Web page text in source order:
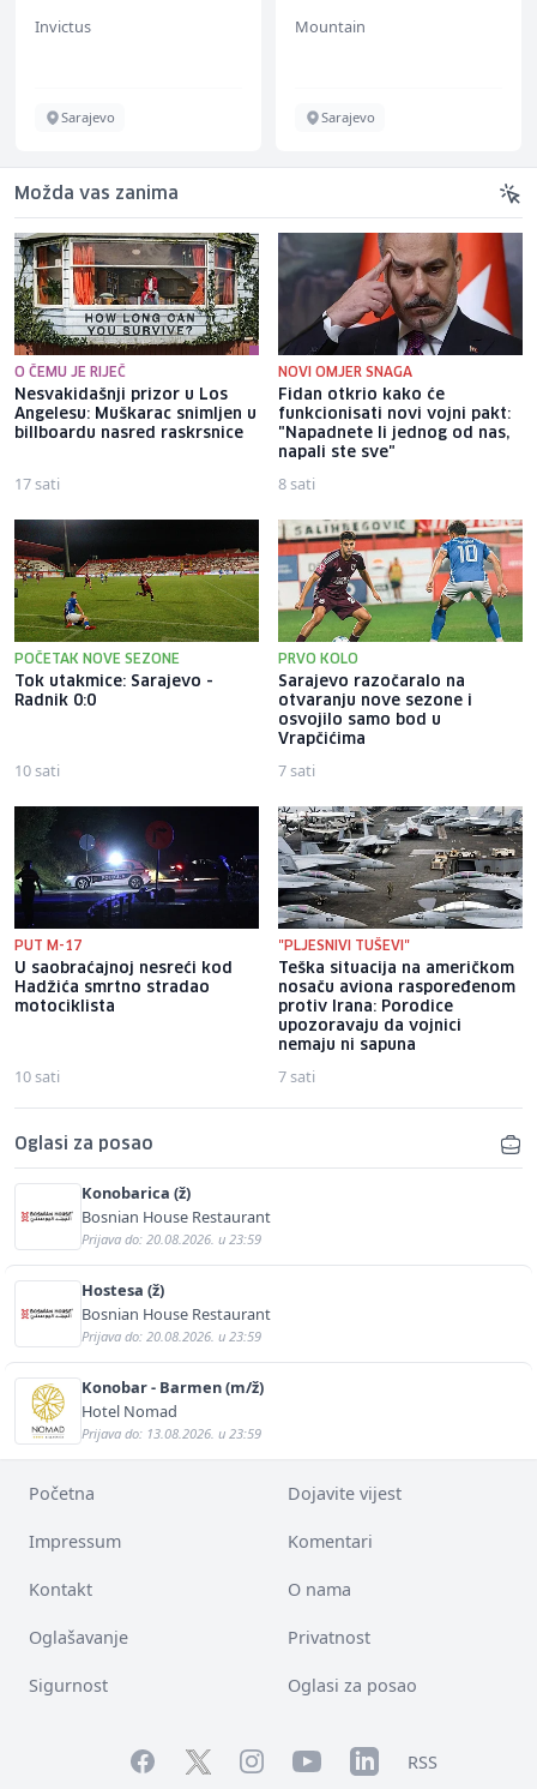
Invictus
Sarajevo
Mountain
Sarajevo
Možda vas zanima
O ČEMU JE RIJEČ
Nesvakidašnji prizor u Los
Angelesu: Muškarac snimljen u
billboardu nasred raskrsnice
17 sati
NOVI OMJER SNAGA
Fidan otkrio kako će
funkcionisati novi vojni pakt:
"Napadnete li jednog od nas,
napali ste sve"
8 sati
POČETAK NOVE SEZONE
Tok utakmice: Sarajevo -
Radnik 0:0
10 sati
PRVO KOLO
Sarajevo razočaralo na
otvaranju nove sezone i
osvojilo samo bod u
Vrapčićima
7 sati
PUT M-17
U saobraćajnoj nesreći kod
Hadžića smrtno stradao
motociklista
10 sati
"PLJESNIVI TUŠEVI"
Teška situacija na američkom
nosaču aviona raspoređenom
protiv Irana: Porodice
upozoravaju da vojnici
nemaju ni sapuna
7 sati
Oglasi za posao
Konobarica (ž)
Bosnian House Restaurant
Prijava do: 20.08.2026. u 23:59
Hostesa (ž)
Bosnian House Restaurant
Prijava do: 20.08.2026. u 23:59
Konobar - Barmen (m/ž)
Hotel Nomad
Prijava do: 13.08.2026. u 23:59
Početna Dojavite vijest
Impressum Komentari
Kontakt O nama
Oglašavanje Privatnost
Sigurnost Oglasi za posao
FacebookTwitterInstagramYouTubeLinkedInRSS